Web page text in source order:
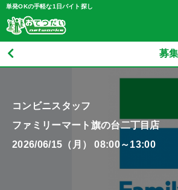
単発OKの手軽な1日バイト探し
募
コンビニスタッフ
ファミリーマート旗の台二丁目店
2026/06/15（月） 08:00～13:00